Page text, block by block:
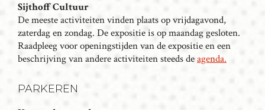
A
V
I
G
T
Sijthoff Cultuur
De meeste activiteiten vinden plaats op vrijdagavond,
zaterdag en zondag. De expositie is op maandag gesloten.
Raadpleeg voor openingstijden van de expositie en een
beschrijving van andere activiteiten steeds deagenda.
PARKEREN